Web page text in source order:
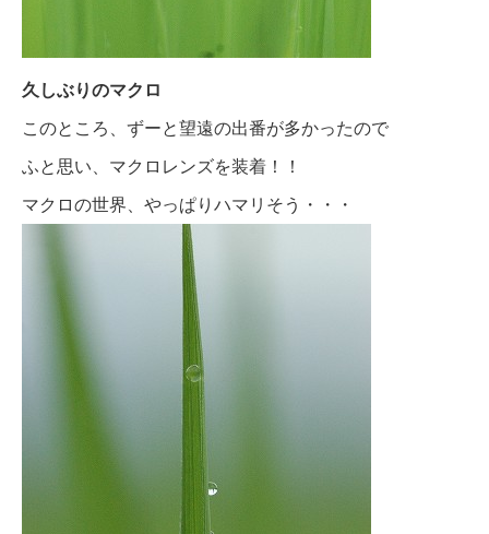
久しぶりのマクロ
このところ、ずーと望遠の出番が多かったので
ふと思い、マクロレンズを装着！！
マクロの世界、やっぱりハマリそう・・・